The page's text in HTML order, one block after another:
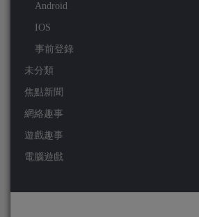
Android
IOS
事前登錄
未分類
焦點新聞
網絡趣事
遊戲趣事
電腦遊戲